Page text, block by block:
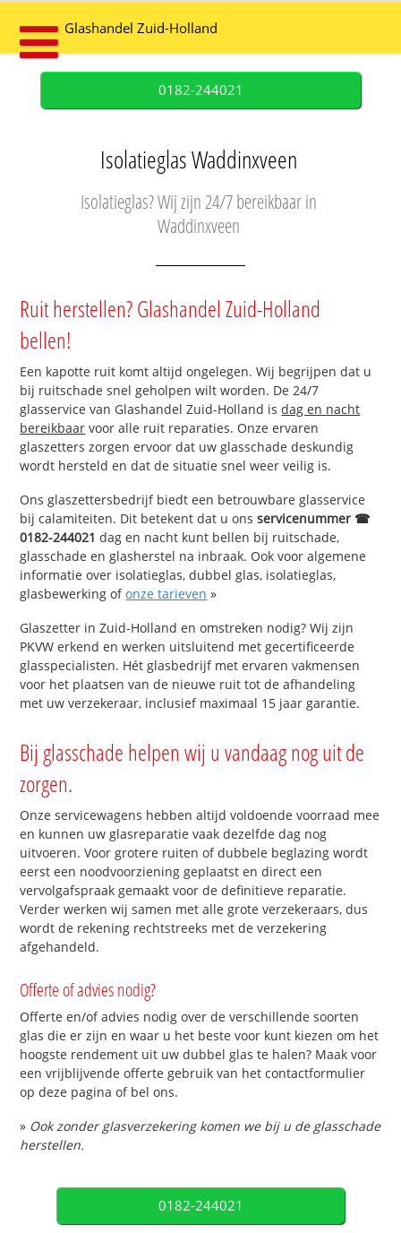
Glashandel Zuid-Holland
0182-244021
Isolatieglas Waddinxveen
Isolatieglas? Wij zijn 24/7 bereikbaar in
Waddinxveen
Ruit herstellen? Glashandel Zuid-Holland
bellen!
Een kapotte ruit komt altijd ongelegen. Wij begrijpen dat u
bij ruitschade snel geholpen wilt worden. De 24/7
glasservice van Glashandel Zuid-Holland isdag en nacht
bereikbaar voor alle ruit reparaties. Onze ervaren
glaszetters zorgen ervoor dat uw glasschade deskundig
wordt hersteld en dat de situatie snel weer veilig is.
Ons glaszettersbedrijf biedt een betrouwbare glasservice
bij calamiteiten. Dit betekent dat u onsservicenummer ☎
0182-244021 dag en nacht kunt bellen bij ruitschade,
glasschade en glasherstel na inbraak. Ook voor algemene
informatie over isolatieglas, dubbel glas, isolatieglas,
glasbewerking ofonze tarieven »
Glaszetter in Zuid-Holland en omstreken nodig? Wij zijn
PKVW erkend en werken uitsluitend met gecertificeerde
glasspecialisten. Hét glasbedrijf met ervaren vakmensen
voor het plaatsen van de nieuwe ruit tot de afhandeling
met uw verzekeraar, inclusief maximaal 15 jaar garantie.
Bij glasschade helpen wij u vandaag nog uit de
zorgen.
Onze servicewagens hebben altijd voldoende voorraad mee
en kunnen uw glasreparatie vaak dezelfde dag nog
uitvoeren. Voor grotere ruiten of dubbele beglazing wordt
eerst een noodvoorziening geplaatst en direct een
vervolgafspraak gemaakt voor de definitieve reparatie.
Verder werken wij samen met alle grote verzekeraars, dus
wordt de rekening rechtstreeks met de verzekering
afgehandeld.
Offerte of advies nodig?
Offerte en/of advies nodig over de verschillende soorten
glas die er zijn en waar u het beste voor kunt kiezen om het
hoogste rendement uit uw dubbel glas te halen? Maak voor
een vrijblijvende offerte gebruik van het contactformulier
op deze pagina of bel ons.
» Ook zonder glasverzekering komen we bij u de glasschade
herstellen.
0182-244021